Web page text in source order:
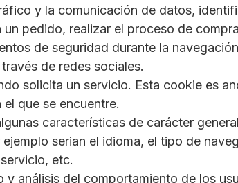
y la comunicación de datos,
pedido, realizar el proceso de
de seguridad durante la
de redes sociales.
solicita un servicio. Esta cookie es
que se encuentre.
características de carácter general
serian el idioma, el tipo de
etc.
y análisis del comportamiento de los